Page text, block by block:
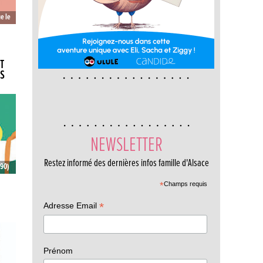
le
NEWSLETTER
Restez informé des dernières infos famille d'Alsace
*Champs requis
Adresse Email *
Prénom